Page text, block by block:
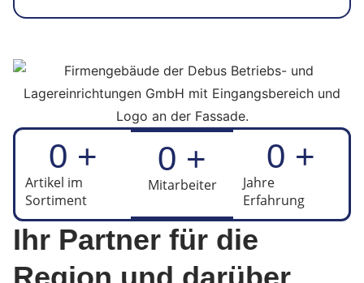
Ihr Partner für die
Artikel im
Sortiment
0 +
Mitarbeiter
0 +
Jahre
Erfahrung
0 +